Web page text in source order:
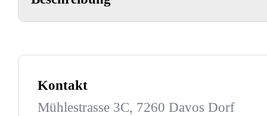
Kontakt
Mühlestrasse 3C, 7260 Davos Dorf